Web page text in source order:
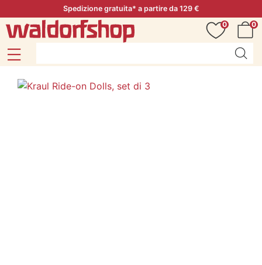
Spedizione gratuita* a partire da 129 €
0
0